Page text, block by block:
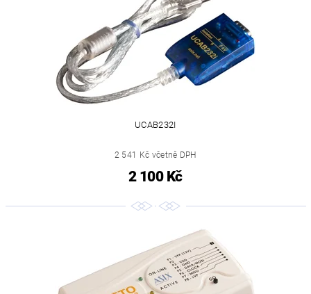
UCAB232I
2 541 Kč včetně DPH
2 100 Kč